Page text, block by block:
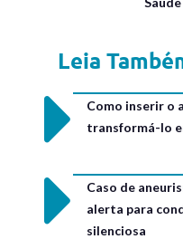
Leia
Como inserir o
transformá-lo
Caso de
alerta para
silenciosa